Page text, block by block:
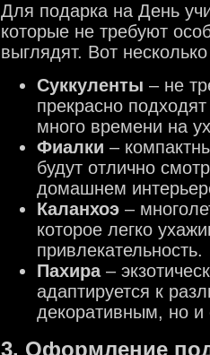
Для подарка на День
которые не требуют
выглядят. Вот
Суккуленты – не
прекрасно
много времени на
Фиалки –
будут отлично
домашнем
Каланхоэ –
которое легко
привлекательность.
Пахира–
адаптируется к
декоративным, но
3. Оформление